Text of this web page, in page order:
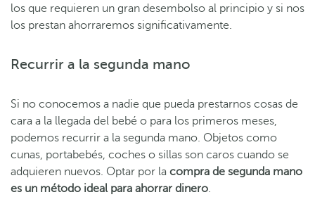
los que requieren un gran desembolso al principio y si nos
los prestan ahorraremos significativamente.
Recurrir a la segunda mano
Si no conocemos a nadie que pueda prestarnos cosas de
cara a la llegada del bebé o para los primeros meses,
podemos recurrir a la segunda mano. Objetos como
cunas, portabebés, coches o sillas son caros cuando se
adquieren nuevos. Optar por la compra de segunda mano
es un método ideal para ahorrar dinero.